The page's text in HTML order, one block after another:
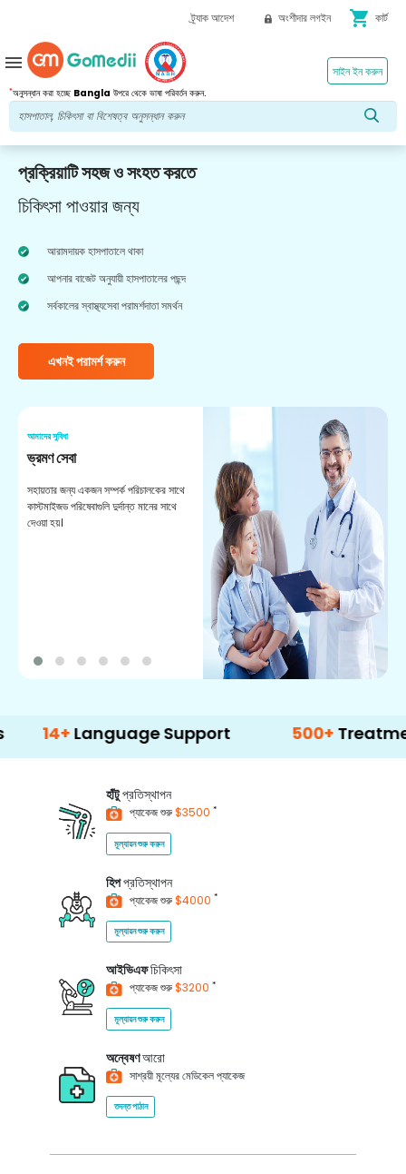
ট্র্যাক আদেশ অংশীদার লগইন shopping_cart কার্ট
*অনুসন্ধান করা হচ্ছে Bangla উপরে থেকে ভাষা পরিবর্তন করুন.
সাইন ইন করুন
menu
প্রক্রিয়াটি সহজ ও সংহত করতে
চিকিৎসা পাওয়ার জন্য
আরামদায়ক হাসপাতালে থাকা
আপনার বাজেট অনুযায়ী হাসপাতালের পছন্দ
সর্বকালের স্বাস্থ্যসেবা পরামর্শদাতা সমর্থন
এখনই পরামর্শ করুন
আমাদের সুবিধা
ভ্রমণ সেবা
সহায়তার জন্য একজন সম্পর্ক পরিচালকের সাথে
কাস্টমাইজড পরিষেবাগুলি দুর্দান্ত মানের সাথে
দেওয়া হয়।
Language Support 500+ Treatment
হাঁটুপ্রতিস্থাপন
প্যাকেজ শুরু$3500 *
মূল্যায়ন শুরু করুন
হিপপ্রতিস্থাপন
প্যাকেজ শুরু$4000 *
মূল্যায়ন শুরু করুন
আইভিএফচিকিৎসা
প্যাকেজ শুরু$3200 *
মূল্যায়ন শুরু করুন
অন্বেষণআরো
সাশ্রয়ী মূল্যের মেডিকেল প্যাকেজ
তদন্ত পাঠান